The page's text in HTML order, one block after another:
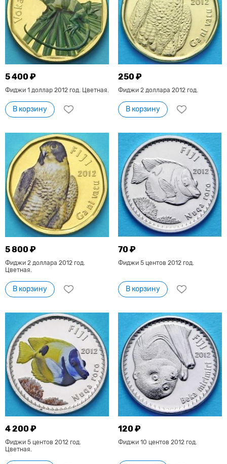
5 400 ₽
Фиджи 1 доллар 2012 год. Цветная.
В корзину
250 ₽
Фиджи 2 доллара 2012 год.
В корзину
5 800 ₽
Фиджи 2 доллара 2012 год.
Цветная.
В корзину
70 ₽
Фиджи 5 центов 2012 год.
В корзину
4 200 ₽
Фиджи 5 центов 2012 год.
Цветная.
120 ₽
Фиджи 10 центов 2012 год.